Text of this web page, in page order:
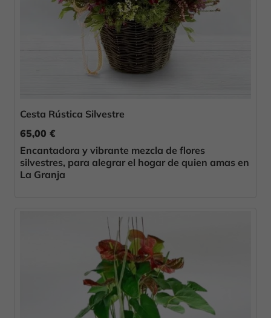
Cesta Rústica Silvestre
65,00 €
Encantadora y vibrante mezcla de flores
silvestres, para alegrar el hogar de quien amas en
La Granja